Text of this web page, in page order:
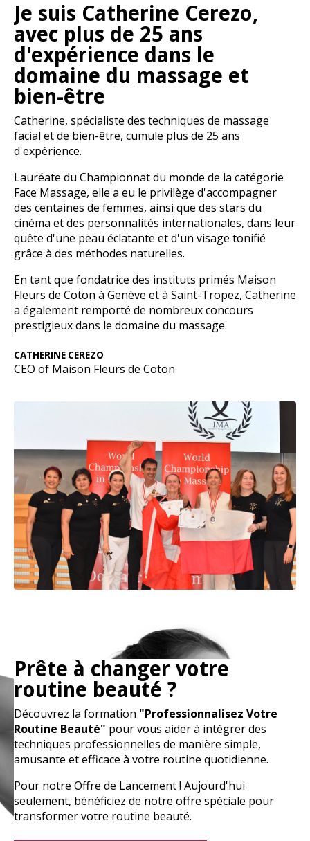
Je suis Catherine Cerezo,
avec plus de 25 ans
d'expérience dans le
domaine du massage et
bien-être
Catherine, spécialiste des techniques de massage
facial et de bien-être, cumule plus de 25 ans
d'expérience.
Lauréate du Championnat du monde de la catégorie
Face Massage, elle a eu le privilège d'accompagner
des centaines de femmes, ainsi que des stars du
cinéma et des personnalités internationales, dans leur
quête d'une peau éclatante et d'un visage tonifié
grâce à des méthodes naturelles.
En tant que fondatrice des instituts primés Maison
Fleurs de Coton à Genève et à Saint-Tropez, Catherine
a également remporté de nombreux concours
prestigieux dans le domaine du massage.
CATHERINE CEREZO
CEO of Maison Fleurs de Coton
Prête à changer votre
routine beauté ?
Découvrez la formation "Professionnalisez Votre
Routine Beauté" pour vous aider à intégrer des
techniques professionnelles de manière simple,
amusante et efficace à votre routine quotidienne.
Pour notre Offre de Lancement ! Aujourd'hui
seulement, bénéficiez de notre offre spéciale pour
transformer votre routine beauté.